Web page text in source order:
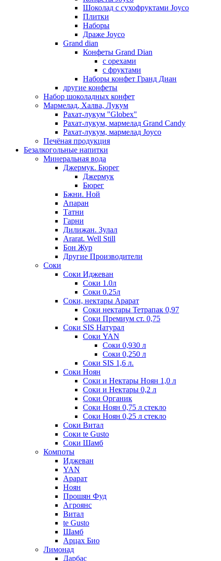
Шоколад с сухофруктами Joyco
Плитки
Наборы
Драже Joyco
Grand dian
Конфеты Grand Dian
с орехами
с фруктами
Наборы конфет Гранд Диан
другие конфеты
Набор шоколадных конфет
Мармелад, Халва, Лукум
Рахат-лукум "Globex"
Рахат-лукум, мармелад Grand Candy
Рахат-лукум, мармелад Joyco
Печёная продукция
Безалкогольные напитки
Минеральная вода
Джермук. Бюрег
Джермук
Бюрег
Бжни. Ной
Апаран
Татни
Гарни
Дилижан. Зулал
Ararat. Well Still
Бон Жур
Другие Производители
Соки
Соки Иджеван
Соки 1.0л
Соки 0.25л
Соки, нектары Арарат
Соки нектары Тетрапак 0,97
Соки Премиум ст. 0,75
Соки SIS Натурал
Соки YAN
Соки 0,930 л
Соки 0,250 л
Соки SIS 1,6 л.
Соки Ноян
Соки и Нектары Ноян 1,0 л
Соки и Нектары 0,2 л
Соки Органик
Соки Ноян 0,75 л стекло
Соки Ноян 0,25 л стекло
Соки Витал
Соки te Gusto
Соки Шамб
Компоты
Иджеван
YAN
Арарат
Ноян
Прошян Фуд
Агроянс
Витал
te Gusto
Шамб
Арцах Био
Лимонад
Дарбас